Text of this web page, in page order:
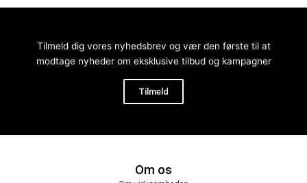
Tilmeld dig vores nyhedsbrev og vær den første til at
modtage nyheder om eksklusive tilbud og kampagner
Tilmeld
Om os